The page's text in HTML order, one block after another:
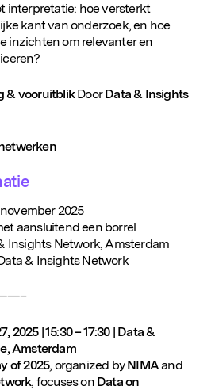
interpretatie: hoe versterkt
kant van onderzoek, en hoe
inzichten om relevanter en
& vooruitblikDoorData & Insights
2025
aansluitend een borrel
Insights Network, Amsterdam
& Insights Network
2025 | 15:30 – 17:30 | Data &
Amsterdam
of 2025, organized byNIMAand
, focuses on Data on